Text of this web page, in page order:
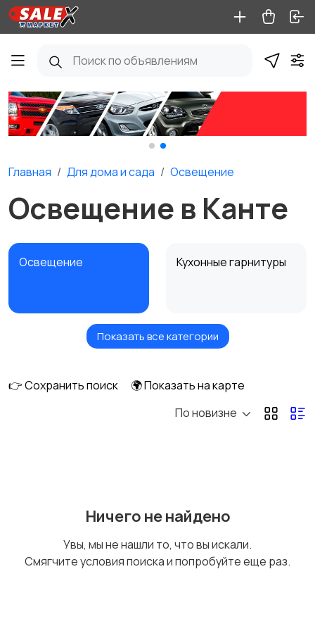
Главная Для дома и cада Освещение
Освещение в Канте
Освещение Кухонные гарнитуры
Кровати и матрасы Диваны и кресла
сигнализации
Показать все категории
👉 Сохранить поиск
🌍 Показать на карте
По новизне
Ничего не найдено
Увы, мы не нашли то, что вы искали.
Смягчите условия поиска и попробуйте еще раз.